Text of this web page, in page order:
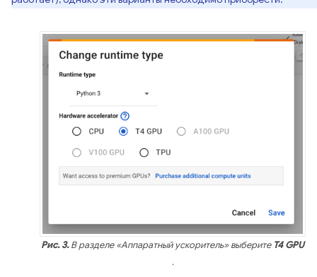
Рис. 3.В разделе «Аппаратный ускоритель» выберите T4 GPU
.